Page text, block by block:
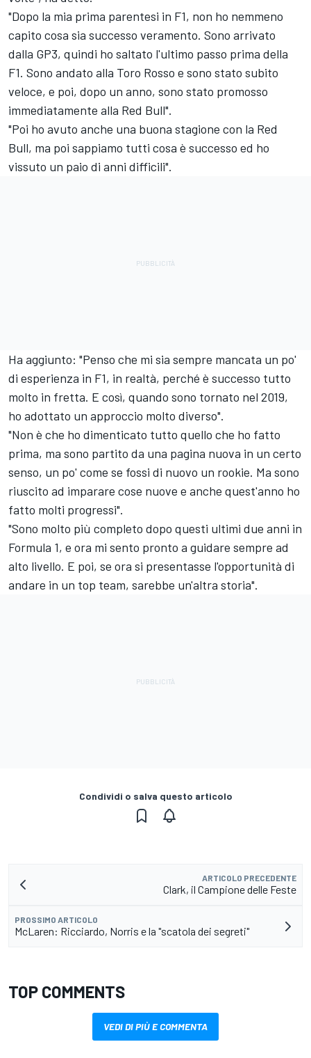
"Dopo la mia prima parentesi in F1, non ho nemmeno
capito cosa sia successo veramento. Sono arrivato
dalla GP3, quindi ho saltato l'ultimo passo prima della
F1. Sono andato alla Toro Rosso e sono stato subito
veloce, e poi, dopo un anno, sono stato promosso
immediatamente alla Red Bull".
"Poi ho avuto anche una buona stagione con la Red
Bull, ma poi sappiamo tutti cosa è successo ed ho
vissuto un paio di anni difficili".
Ha aggiunto: "Penso che mi sia sempre mancata un po'
di esperienza in F1, in realtà, perché è successo tutto
molto in fretta. E così, quando sono tornato nel 2019,
ho adottato un approccio molto diverso".
"Non è che ho dimenticato tutto quello che ho fatto
prima, ma sono partito da una pagina nuova in un certo
senso, un po' come se fossi di nuovo un rookie. Ma sono
riuscito ad imparare cose nuove e anche quest'anno ho
fatto molti progressi".
"Sono molto più completo dopo questi ultimi due anni in
Formula 1, e ora mi sento pronto a guidare sempre ad
alto livello. E poi, se ora si presentasse l'opportunità di
andare in un top team, sarebbe un'altra storia".
Condividi o salva questo articolo
ARTICOLO PRECEDENTE
Clark, il Campione delle Feste
PROSSIMO ARTICOLO
McLaren: Ricciardo, Norris e la "scatola dei segreti"
TOP COMMENTS
VEDI DI PIÙ E COMMENTA